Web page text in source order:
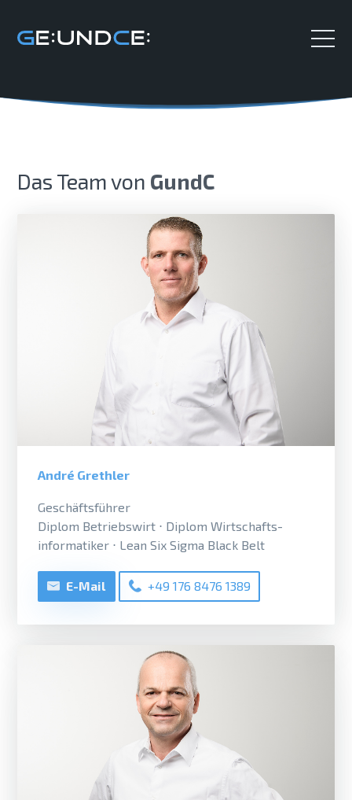
Das Team von GundC
André Grethler
Geschäftsführer
Diplom Betriebswirt ⋅ Diplom Wirtschafts­
informatiker ⋅ Lean Six Sigma Black Belt
E-Mail +49 176 8476 1389